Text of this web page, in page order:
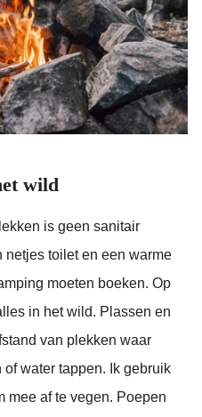
wild
is geen sanitair
toilet en een warme
moeten boeken. Op
in het wild. Plassen en
van plekken waar
water tappen. Ik gebruik
mee af te vegen. Poepen